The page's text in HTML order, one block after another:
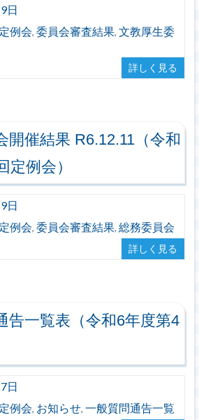
日
例会, 委員会審査結果, 文教厚生委
詳しく見る
開催結果 R6.12.11（令和
定例会）
日
例会, 委員会審査結果, 総務委員会
詳しく見る
告一覧表（令和6年度第4
日
例会, お知らせ, 一般質問通告一覧